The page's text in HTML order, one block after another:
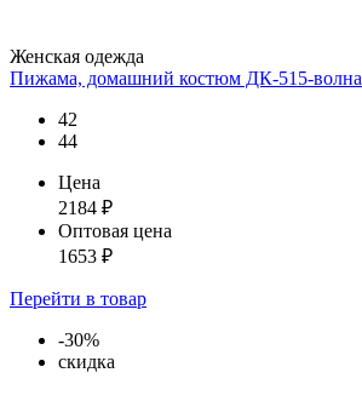
Женская одежда
Пижама, домашний костюм ДК-515-волна
42
44
Цена
2184 ₽
Оптовая цена
1653 ₽
Перейти в товар
-30%
скидка